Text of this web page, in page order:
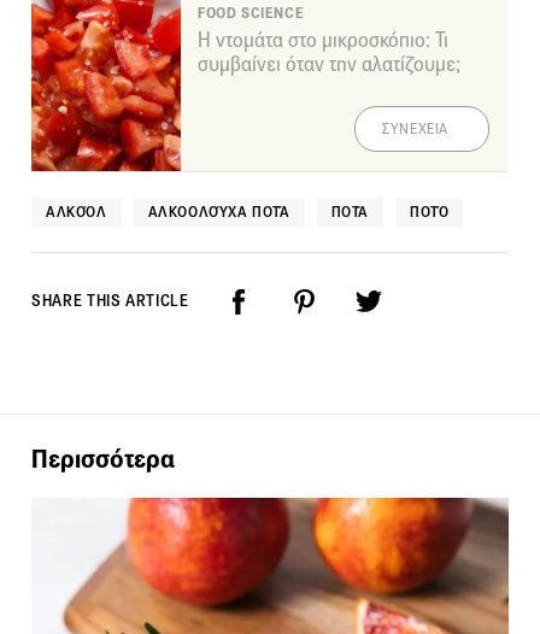
FOOD SCIENCE
Η ντομάτα στο μικροσκόπιο: Τι
συμβαίνει όταν την αλατίζουμε;
ΣΥΝΕΧΕΙΑ
ΑΛΚΟΌΛ ΑΛΚΟΟΛΟΎΧΑ ΠΟΤΆ ΠΟΤΆ ΠΟΤΌ
SHARE THIS ARTICLE
Περισσότερα